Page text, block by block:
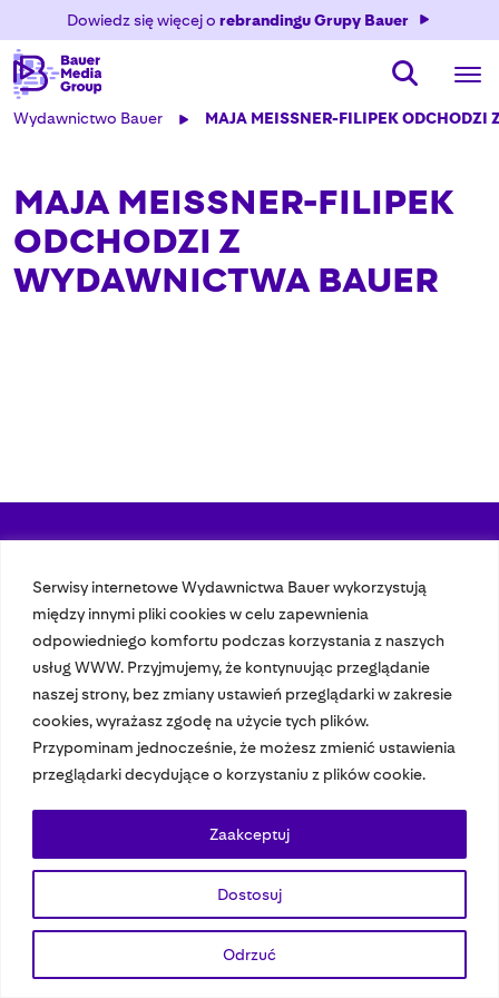
Serwisy internetowe Wydawnictwa Bauer wykorzystują
między innymi pliki cookies w celu zapewnienia
odpowiedniego komfortu podczas korzystania z naszych
usług WWW. Przyjmujemy, że kontynuując przeglądanie
naszej strony, bez zmiany ustawień przeglądarki w zakresie
cookies, wyrażasz zgodę na użycie tych plików.
Przypominam jednocześnie, że możesz zmienić ustawienia
przeglądarki decydujące o korzystaniu z plików cookie.
Dostosuj
Odrzuć
Zaakceptuj
Dowiedz się więcej o rebrandingu Grupy Bauer
Wydawnictwo Bauer MAJA MEISSNER-FILIPEK ODCHODZI
MAJA MEISSNER-FILIPEK
ODCHODZI Z
WYDAWNICTWA BAUER
Nasze czasopisma
Nasze strony
© 2023 Bauer Media Group, All Rights Reserved.
Polityka prywatnościDane osoboweWydawca EMFASpeak Up